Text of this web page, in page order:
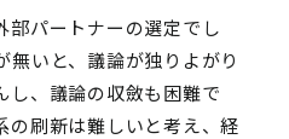
部パートナーの選定でし
無いと、議論が独りよがり
し、議論の収斂も困難で
の刷新は難しいと考え、経